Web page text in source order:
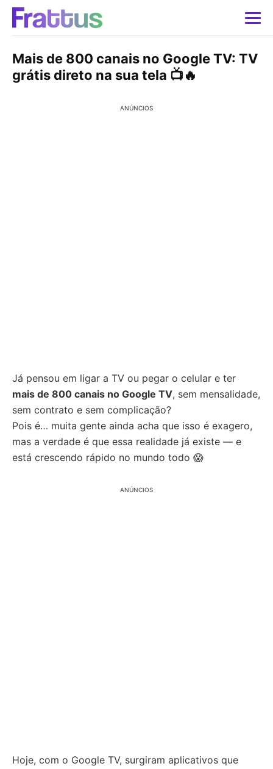
Mais de 800 canais no Google TV: TV
grátis direto na sua tela 📺🔥
ANÚNCIOS
Já pensou em ligar a TV ou pegar o celular e ter
mais de 800 canais no Google TV, sem mensalidade,
sem contrato e sem complicação?
Pois é… muita gente ainda acha que isso é exagero,
mas a verdade é que essa realidade já existe — e
está crescendo rápido no mundo todo 😱
ANÚNCIOS
Hoje, com o Google TV, surgiram aplicativos que